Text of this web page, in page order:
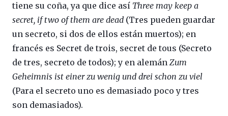
tiene su coña, ya que dice así Three may keep a
secret, if two of them are dead (Tres pueden guardar
un secreto, si dos de ellos están muertos); en
francés es Secret de trois, secret de tous (Secreto
de tres, secreto de todos); y en alemán Zum
Geheimnis ist einer zu wenig und drei schon zu viel
(Para el secreto uno es demasiado poco y tres
son demasiados).